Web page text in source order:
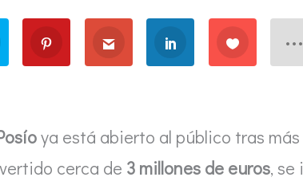
ya está abierto al público tras
cerca de 3 millones de euros, se